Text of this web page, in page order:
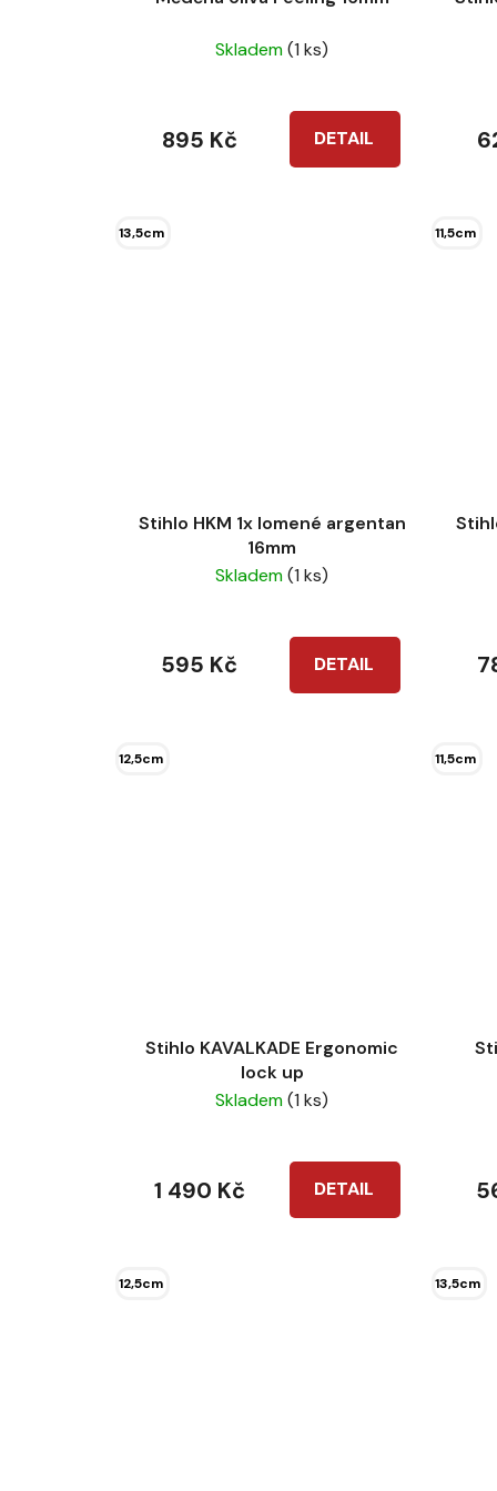
Skladem(1 ks)
DETAIL
895 Kč
13,5cm 11,5cm
Stihlo HKM 1x lomené argentan
16mm
Skladem(1 ks)
DETAIL
595 Kč
12,5cm 11,5cm
Stihlo KAVALKADE Ergonomic
lock up
Skladem(1 ks)
DETAIL
1 490 Kč
12,5cm 13,5cm